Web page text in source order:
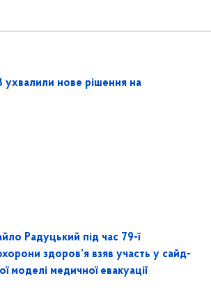
нове рішення на
Радуцький під час 79-ї
здоров’я взяв участь у сайд-
моделі медичної евакуації